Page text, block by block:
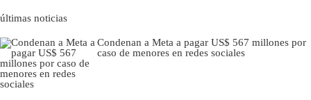
últimas noticias
Condenan a Meta a pagar US$ 567 millones por
caso de menores en redes sociales